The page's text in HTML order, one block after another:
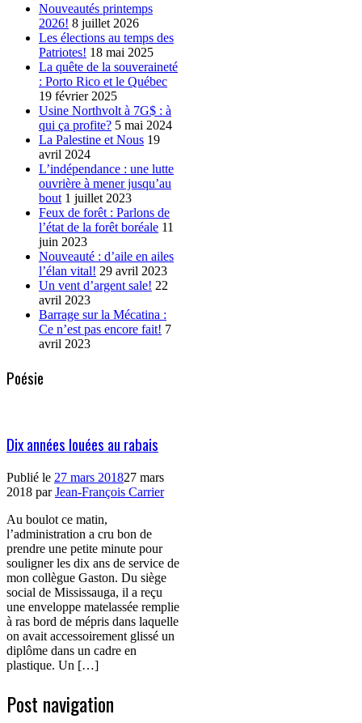
Nouveautés printemps
2026! 8 juillet 2026
Les élections au temps des
Patriotes! 18 mai 2025
La quête de la souveraineté
: Porto Rico et le Québec
19 février 2025
Usine Northvolt à 7G$ : à
qui ça profite? 5 mai 2024
La Palestine et Nous 19
avril 2024
L’indépendance : une lutte
ouvrière à mener jusqu’au
bout 1 juillet 2023
Feux de forêt : Parlons de
l’état de la forêt boréale 11
juin 2023
Nouveauté : d’aile en ailes
l’élan vital! 29 avril 2023
Un vent d’argent sale! 22
avril 2023
Barrage sur la Mécatina :
Ce n’est pas encore fait! 7
avril 2023
Poésie
Dix années louées au rabais
Publié le 27 mars 201827 mars
2018 parJean-François Carrier
Au boulot ce matin,
l’administration a cru bon de
prendre une petite minute pour
souligner les dix ans de service de
mon collègue Gaston. Du siège
social de Mississauga, il a reçu
une enveloppe matelassée remplie
à ras bord de mépris dans laquelle
on avait accessoirement glissé un
diplôme dans un cadre en
plastique. Un […]
Post navigation